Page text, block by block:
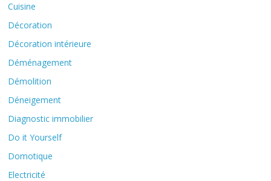
Cuisine
Décoration
Décoration intérieure
Déménagement
Démolition
Déneigement
Diagnostic immobilier
Do it Yourself
Domotique
Electricité